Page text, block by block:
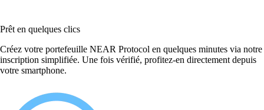
Prêt en quelques clics
Créez votre portefeuille NEAR Protocol en quelques minutes via notre
inscription simplifiée. Une fois vérifié, profitez-en directement depuis
votre smartphone.